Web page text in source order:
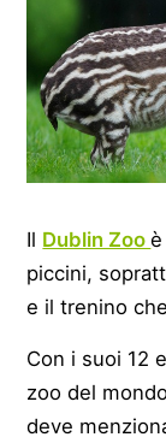
Il Dublin Zoo
piccini,
e il trenino
Con i suoi 12
zoo del
deve